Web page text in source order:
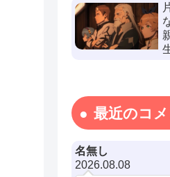
最近のコメ
名無し
2026.08.08